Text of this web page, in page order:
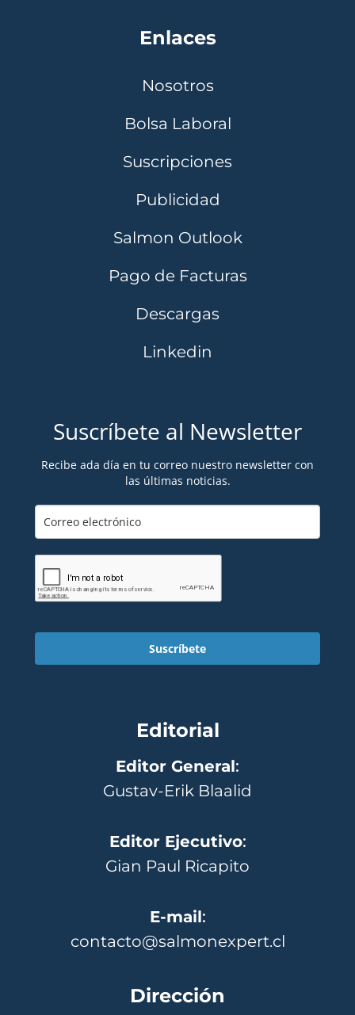
Enlaces
Nosotros
Bolsa Laboral
Suscripciones
Publicidad
Salmon Outlook
Pago de Facturas
Descargas
Linkedin
Suscríbete al Newsletter
Recibe ada día en tu correo nuestro newsletter con
las últimas noticias.
Suscríbete
Editorial
Editor General:
Gustav-Erik Blaalid
Editor Ejecutivo:
Gian Paul Ricapito
E-mail:
contacto@salmonexpert.cl
Dirección